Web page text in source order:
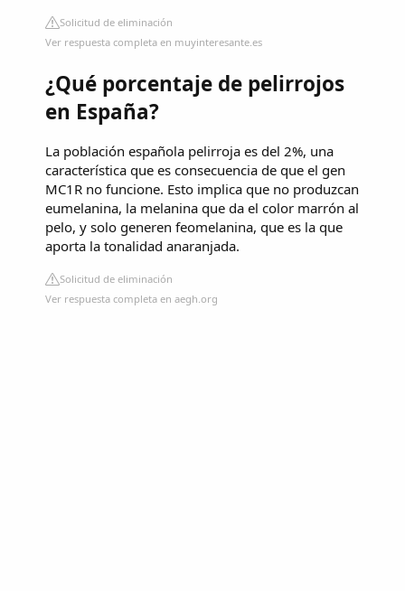
Solicitud de eliminación
Ver respuesta completa en muyinteresante.es
¿Qué porcentaje de pelirrojos
en España?
La población española pelirroja es del 2%, una
característica que es consecuencia de que el gen
MC1R no funcione. Esto implica que no produzcan
eumelanina, la melanina que da el color marrón al
pelo, y solo generen feomelanina, que es la que
aporta la tonalidad anaranjada.
Solicitud de eliminación
Ver respuesta completa en aegh.org